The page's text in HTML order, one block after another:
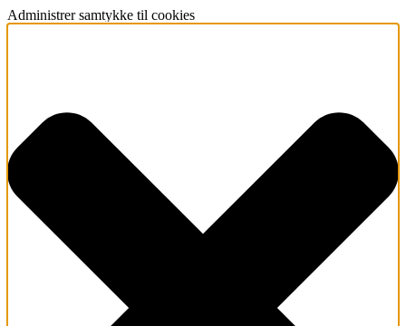
Administrer samtykke til cookies